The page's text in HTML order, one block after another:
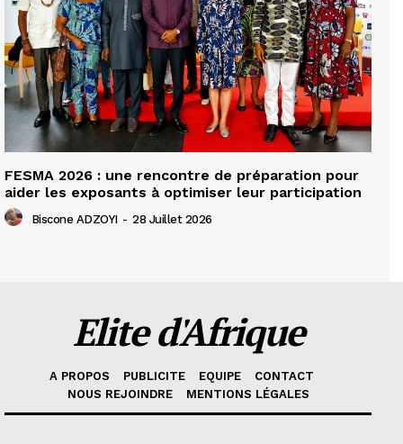
FESMA 2026 : une rencontre de préparation pour
aider les exposants à optimiser leur participation
Biscone ADZOYI - 28 Juillet 2026
Elite d'Afrique
A PROPOS PUBLICITE EQUIPE
CONTACT
NOUS REJOINDRE
MENTIONS LÉGALES